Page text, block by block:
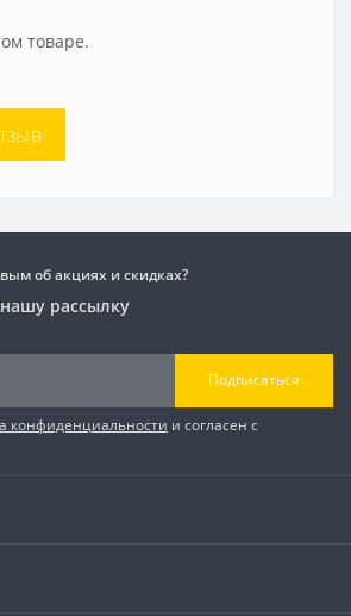
товаре.
об акциях и скидках?
рассылку
Подписаться
конфиденциальности и согласен с